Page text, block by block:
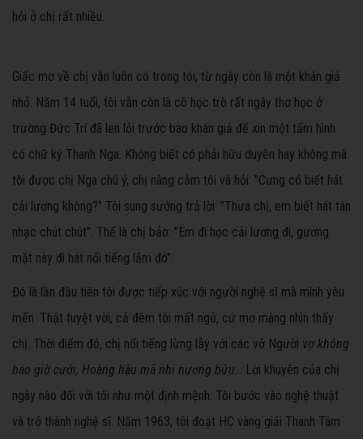
hỏi ở chị rất nhiều.
Giấc mơ về chị vẫn luôn có trong tôi, từ ngày còn là một khán giả
nhỏ. Năm 14 tuổi, tôi vẫn còn là cô học trò rất ngây thơ học ở
trường Đức Trí đã len lỏi trước bao khán giả để xin một tấm hình
có chữ ký Thanh Nga. Không biết có phải hữu duyên hay không mà
tôi được chị Nga chú ý, chị nâng cằm tôi và hỏi: "Cưng có biết hát
cải lương không?" Tôi sung sướng trả lời: "Thưa chị, em biết hát tân
nhạc chút chút". Thế là chị bảo: "Em đi học cải lương đi, gương
mặt này đi hát nổi tiếng lắm đó".
Đó là lần đầu tiên tôi được tiếp xúc với người nghệ sĩ mà mình yêu
mến. Thật tuyệt vời, cả đêm tôi mất ngủ, cứ mơ màng nhìn thấy
chị. Thời điểm đó, chị nổi tiếng lừng lẫy với các vở Người vợ không
bao giờ cưới, Hoàng hậu mã nhi nương bửu... Lời khuyên của chị
ngày nào đối với tôi như một định mệnh. Tôi bước vào nghệ thuật
và trở thành nghệ sĩ. Năm 1963, tôi đoạt HC vàng giải Thanh Tâm